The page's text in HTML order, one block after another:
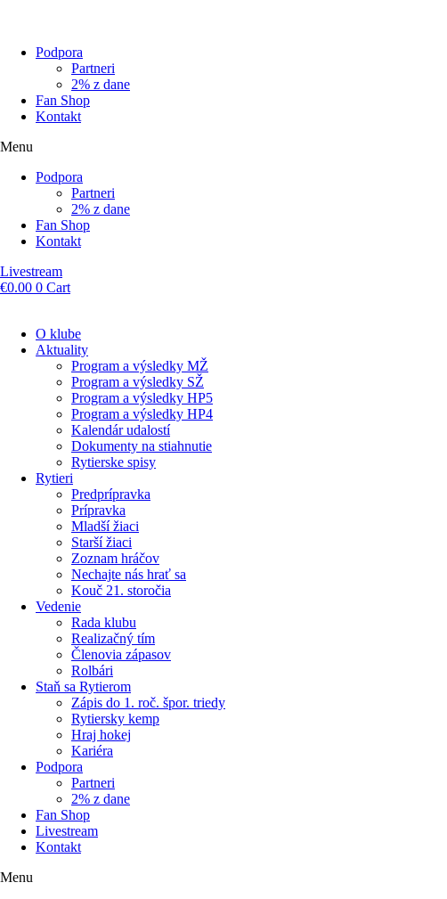
Podpora
Partneri
2% z dane
Fan Shop
Kontakt
Menu
Podpora
Partneri
2% z dane
Fan Shop
Kontakt
Livestream
€0.00 0 Cart
O klube
Aktuality
Program a výsledky MŽ
Program a výsledky SŽ
Program a výsledky HP5
Program a výsledky HP4
Kalendár udalostí
Dokumenty na stiahnutie
Rytierske spisy
Rytieri
Predprípravka
Prípravka
Mladší žiaci
Starší žiaci
Zoznam hráčov
Nechajte nás hrať sa
Kouč 21. storočia
Vedenie
Rada klubu
Realizačný tím
Členovia zápasov
Rolbári
Staň sa Rytierom
Zápis do 1. roč. špor. triedy
Rytiersky kemp
Hraj hokej
Kariéra
Podpora
Partneri
2% z dane
Fan Shop
Livestream
Kontakt
Menu